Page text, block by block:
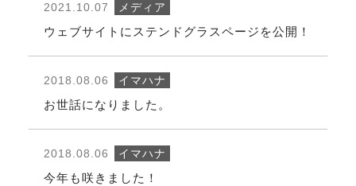
2021.10.07 メディア
ウェブサイトにステンドグラスページを公開！
2018.08.06 イマハナ
お世話になりました。
2018.08.06 イマハナ
今年も咲きました！